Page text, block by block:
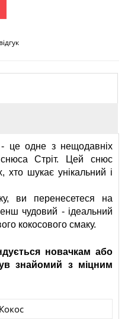
це одне з нещодавніх
Стріт. Цей снюс
хто шукає унікальний і
ви перенесетеся на
чудовий - ідеальний
кокосового смаку.
новачкам або
знайомий з міцним
Кокос